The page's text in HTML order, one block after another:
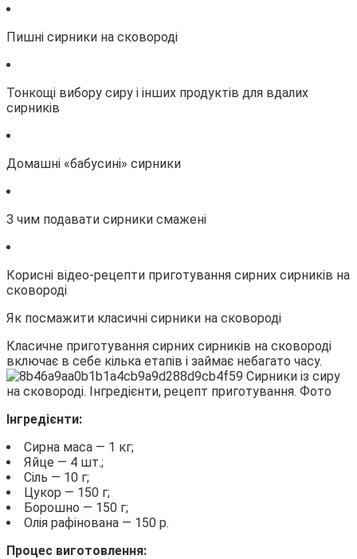
Пишні сирники на сковороді
Тонкощі вибору сиру і інших продуктів для вдалих
сирників
Домашні «бабусині» сирники
З чим подавати сирники смажені
Корисні відео-рецепти приготування сирних сирників на
сковороді
Як посмажити класичні сирники на сковороді
Класичне приготування сирних сирників на сковороді
включає в себе кілька етапів і займає небагато часу.
Інгредієнти:
Сирна маса — 1 кг;
Яйце — 4 шт.;
Сіль — 10 г;
Цукор — 150 г;
Борошно — 150 г;
Олія рафінована — 150 р.
Процес виготовлення: